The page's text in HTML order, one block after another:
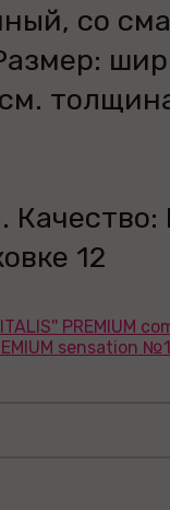
со
12
PREMIUM
sensation